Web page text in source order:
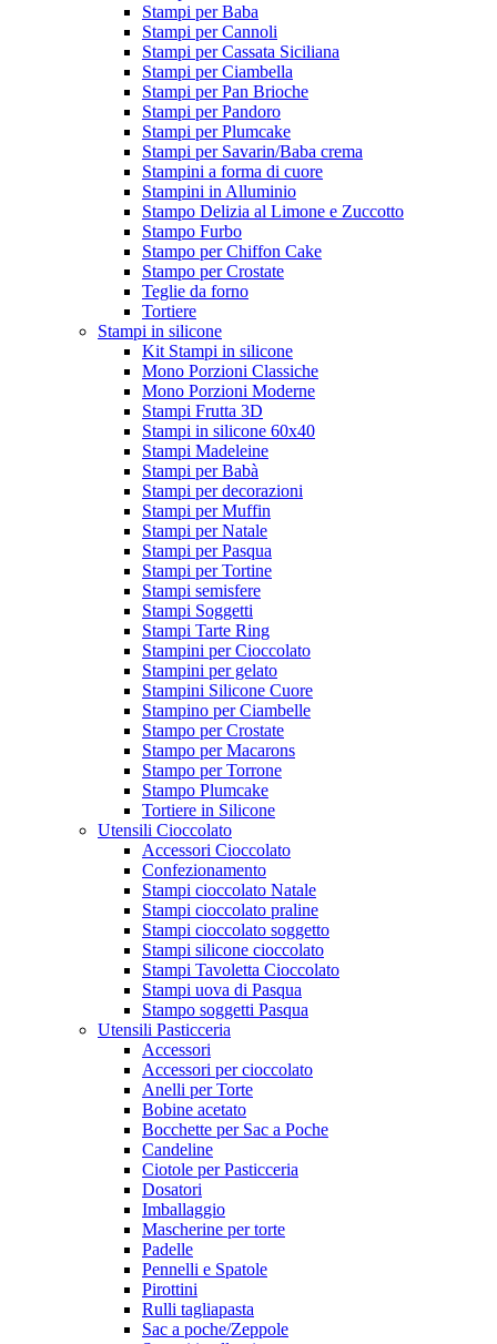
Stampi per Baba
Stampi per Cannoli
Stampi per Cassata Siciliana
Stampi per Ciambella
Stampi per Pan Brioche
Stampi per Pandoro
Stampi per Plumcake
Stampi per Savarin/Baba crema
Stampini a forma di cuore
Stampini in Alluminio
Stampo Delizia al Limone e Zuccotto
Stampo Furbo
Stampo per Chiffon Cake
Stampo per Crostate
Teglie da forno
Tortiere
Stampi in silicone
Kit Stampi in silicone
Mono Porzioni Classiche
Mono Porzioni Moderne
Stampi Frutta 3D
Stampi in silicone 60x40
Stampi Madeleine
Stampi per Babà
Stampi per decorazioni
Stampi per Muffin
Stampi per Natale
Stampi per Pasqua
Stampi per Tortine
Stampi semisfere
Stampi Soggetti
Stampi Tarte Ring
Stampini per Cioccolato
Stampini per gelato
Stampini Silicone Cuore
Stampino per Ciambelle
Stampo per Crostate
Stampo per Macarons
Stampo per Torrone
Stampo Plumcake
Tortiere in Silicone
Utensili Cioccolato
Accessori Cioccolato
Confezionamento
Stampi cioccolato Natale
Stampi cioccolato praline
Stampi cioccolato soggetto
Stampi silicone cioccolato
Stampi Tavoletta Cioccolato
Stampi uova di Pasqua
Stampo soggetti Pasqua
Utensili Pasticceria
Accessori
Accessori per cioccolato
Anelli per Torte
Bobine acetato
Bocchette per Sac a Poche
Candeline
Ciotole per Pasticceria
Dosatori
Imballaggio
Mascherine per torte
Padelle
Pennelli e Spatole
Pirottini
Rulli tagliapasta
Sac a poche/Zeppole